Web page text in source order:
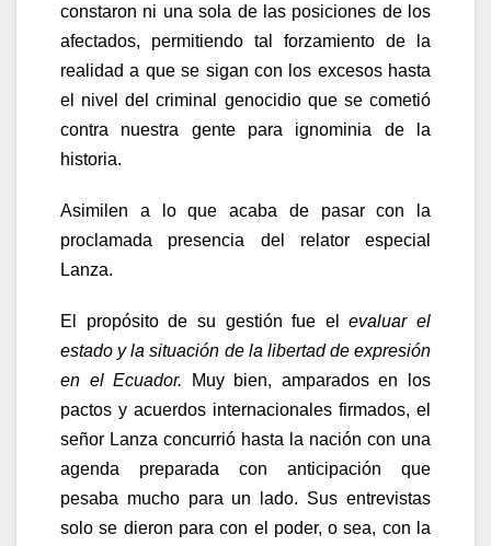
constaron ni una sola de las posiciones de los
afectados, permitiendo tal forzamiento de la
realidad a que se sigan con los excesos hasta
el nivel del criminal genocidio que se cometió
contra nuestra gente para ignominia de la
historia.
Asimilen a lo que acaba de pasar con la
proclamada presencia del relator especial
Lanza.
El propósito de su gestión fue elevaluar el
estado y la situación de la libertad de expresión
en el Ecuador. Muy bien, amparados en los
pactos y acuerdos internacionales firmados, el
señor Lanza concurrió hasta la nación con una
agenda preparada con anticipación que
pesaba mucho para un lado. Sus entrevistas
solo se dieron para con el poder, o sea, con la